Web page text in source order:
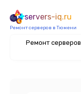
servers-iq.ru
Ремонт серверов в Тюмени
Ремонт серверов